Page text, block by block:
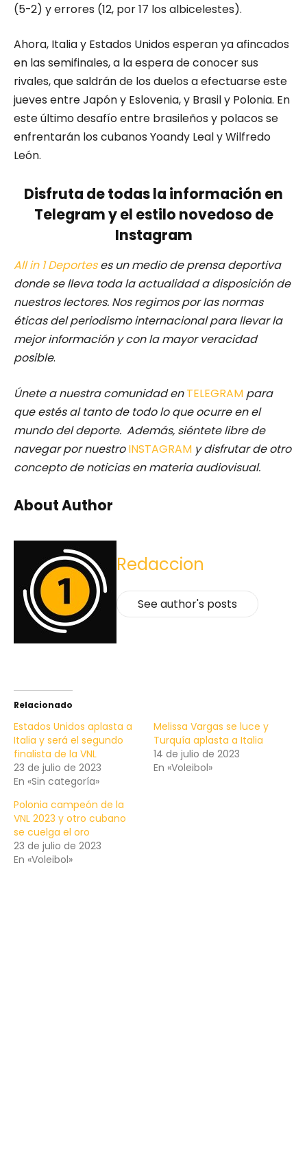
(5-2) y errores (12, por 17 los albicelestes).
Ahora, Italia y Estados Unidos esperan ya afincados
en las semifinales, a la espera de conocer sus
rivales, que saldrán de los duelos a efectuarse este
jueves entre Japón y Eslovenia, y Brasil y Polonia. En
este último desafío entre brasileños y polacos se
enfrentarán los cubanos Yoandy Leal y Wilfredo
León.
Disfruta de todas la información en
Telegram y el estilo novedoso de
Instagram
All in 1 Deporteses un medio de prensa deportiva
donde se lleva toda la actualidad a disposición de
nuestros lectores. Nos regimos por las normas
éticas del periodismo internacional para llevar la
mejor información y con la mayor veracidad
posible.
Únete a nuestra comunidad enTELEGRAM para
que estés al tanto de todo lo que ocurre en el
mundo del deporte. Además, siéntete libre de
navegar por nuestro INSTAGRAM y disfrutar de otro
concepto de noticias en materia audiovisual.
About Author
Redaccion
See author's posts
Relacionado
Estados Unidos aplasta a
Italia y será el segundo
finalista de la VNL
23 de julio de 2023
En «Sin categoría»
Melissa Vargas se luce y
Turquía aplasta a Italia
14 de julio de 2023
En «Voleibol»
Polonia campeón de la
VNL 2023 y otro cubano
se cuelga el oro
23 de julio de 2023
En «Voleibol»